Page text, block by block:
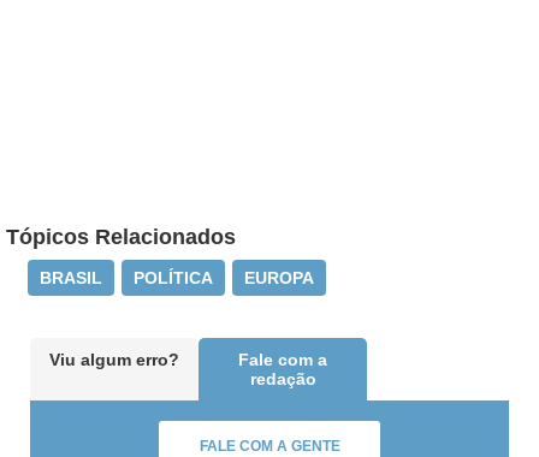
Tópicos Relacionados
BRASIL POLÍTICA EUROPA
Viu algum erro?
Fale com a
redação
FALE COM A GENTE